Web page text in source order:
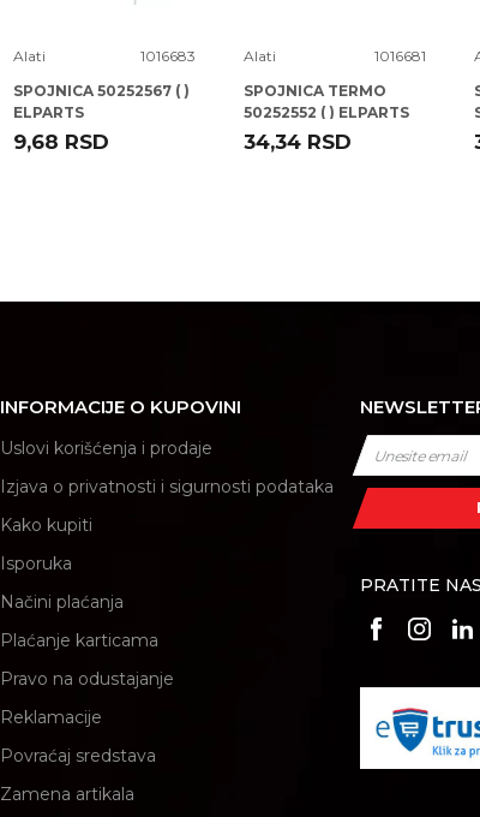
Alati
1016683
SPOJNICA 50252567 ( )
ELPARTS
9,68 RSD
Alati
1016681
SPOJNICA TERMO
50252552 ( ) ELPARTS
34,34 RSD
INFORMACIJE O KUPOVINI
Uslovi korišćenja i prodaje
Izjava o privatnosti i sigurnosti podataka
Kako kupiti
Isporuka
Načini plaćanja
Plaćanje karticama
Pravo na odustajanje
Reklamacije
Povraćaj sredstava
Zamena artikala
PRATITE NAS